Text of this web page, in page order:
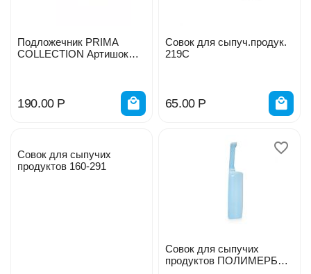
Подложечник PRIMA
COLLECTION Артишок
190.00 Р
Совок для сыпуч.продук.
219С
65.00 Р
Совок для сыпучих
продуктов 160-291
Совок для сыпучих
продуктов ПОЛИМЕРБЫТ